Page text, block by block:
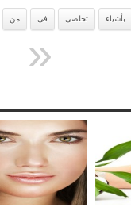
بأشياء تخلصى فى من